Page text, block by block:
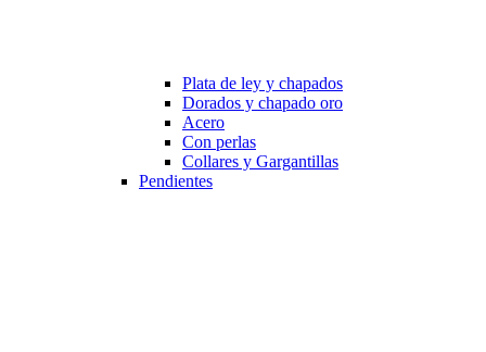
Plata de ley y chapados
Dorados y chapado oro
Acero
Con perlas
Collares y Gargantillas
Pendientes